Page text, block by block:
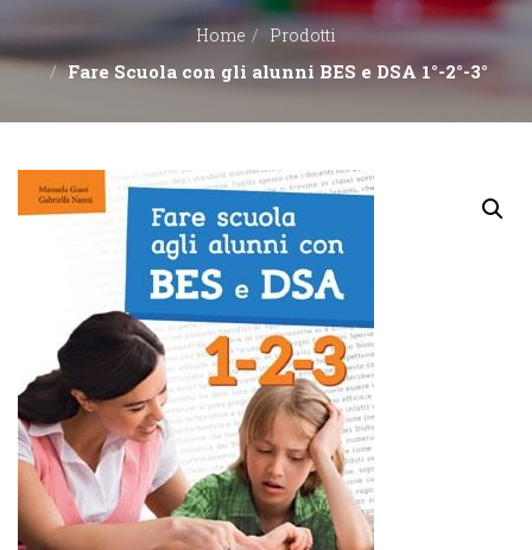
EDITORI
CONTATTACI
LIBRERIE
Home Prodotti
Fare Scuola con gli alunni BES e DSA 1°-2°-3°